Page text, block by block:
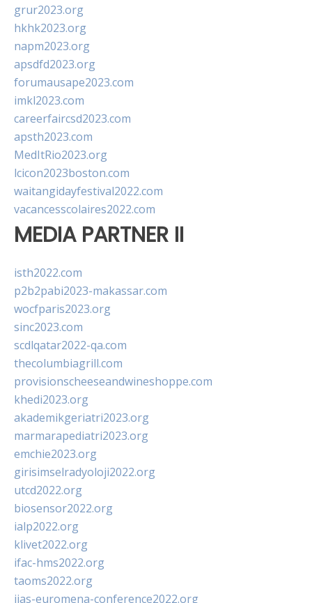
grur2023.org
hkhk2023.org
napm2023.org
apsdfd2023.org
forumausape2023.com
imkl2023.com
careerfaircsd2023.com
apsth2023.com
MedItRio2023.org
lcicon2023boston.com
waitangidayfestival2022.com
vacancesscolaires2022.com
MEDIA PARTNER II
isth2022.com
p2b2pabi2023-makassar.com
wocfparis2023.org
sinc2023.com
scdlqatar2022-qa.com
thecolumbiagrill.com
provisionscheeseandwineshoppe.com
khedi2023.org
akademikgeriatri2023.org
marmarapediatri2023.org
emchie2023.org
girisimselradyoloji2022.org
utcd2022.org
biosensor2022.org
ialp2022.org
klivet2022.org
ifac-hms2022.org
taoms2022.org
iias-euromena-conference2022.org